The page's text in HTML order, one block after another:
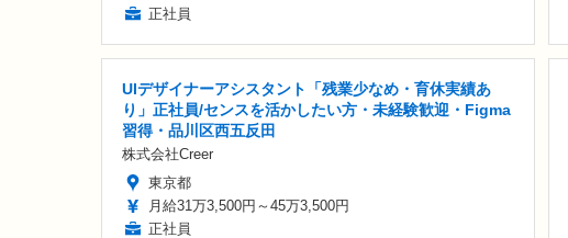
正社員
UIデザイナーアシスタント「残業少なめ・育休実績あ
り」正社員/センスを活かしたい方・未経験歓迎・Figma
習得・品川区西五反田
株式会社Creer
東京都
月給31万3,500円～45万3,500円
正社員